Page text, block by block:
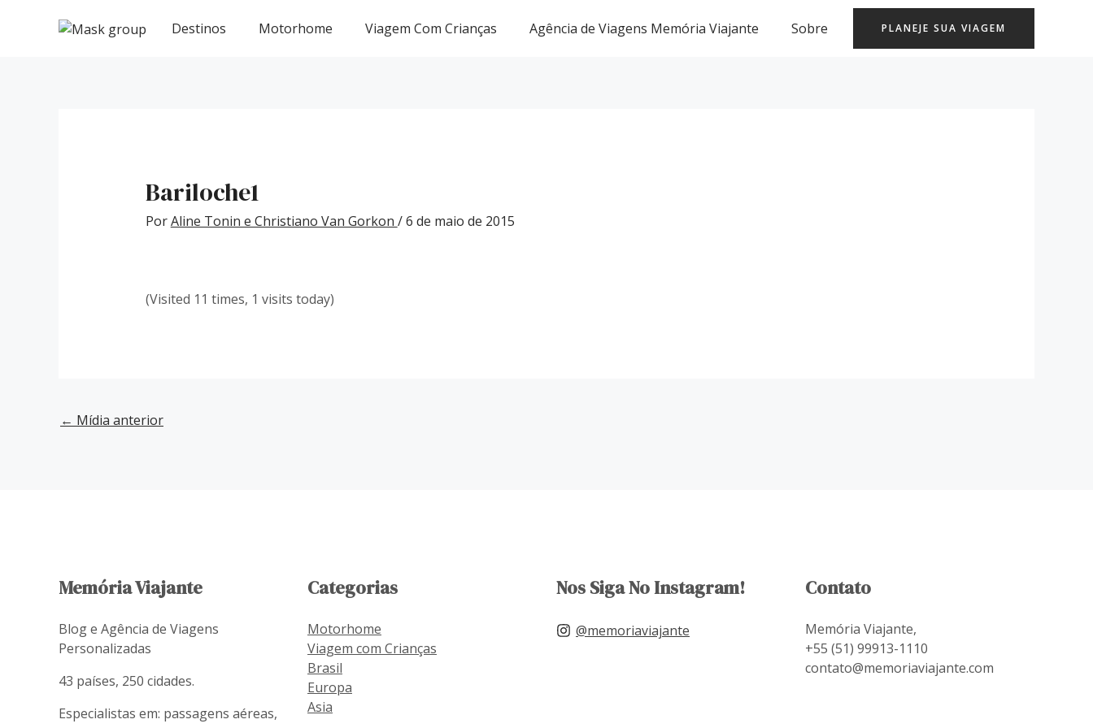
Destinos Motorhome Viagem Com Crianças Agência de Viagens Memória Viajante Sobre PLANEJE SUA VIAGEM
Bariloche1
PorAline Tonin e Christiano Van Gorkon /6 de maio de 2015
(Visited 11 times, 1 visits today)
navigation
← Mídia anterior
Memória Viajante
Blog e Agência de Viagens
Personalizadas
43 países, 250 cidades.
Especialistas em: passagens aéreas,
Categorias
Motorhome
Viagem com Crianças
Brasil
Europa
Asia
Nos Siga No Instagram!
@memoriaviajante
Contato
Memória Viajante,
+55 (51) 99913-1110
contato@memoriaviajante.com